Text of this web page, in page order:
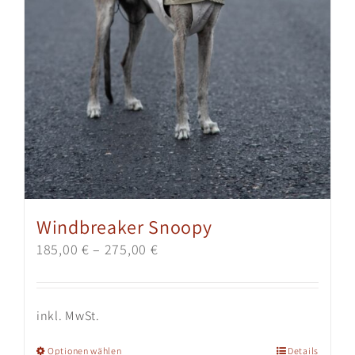
gewählt
werden
Windbreaker Snoopy
185,00 € – 275,00 €
inkl. MwSt.
Optionen wählen Details